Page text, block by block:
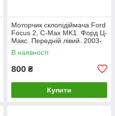
Моторчик склопідіймача Ford
Focus 2, C-Max MK1. Форд Ц-
Макс. Передній лівий. 2003-
2007. 981405110.
В наявності
800 ₴
Купити